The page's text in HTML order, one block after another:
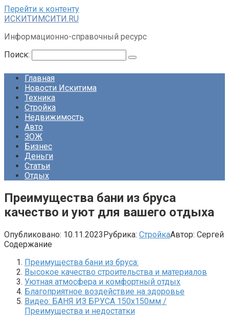
Перейти к контенту
ИСКИТИМСИТИ.RU
Информационно-справочный ресурс
Поиск:
Главная
Новости Искитима
Техника
Стройка
Недвижимость
Авто
ЗОЖ
Бизнес
Деньги
Статьи
Отдых
Преимущества бани из бруса
качество и уют для вашего отдыха
Опубликовано: 10.11.2023Рубрика: СтройкаАвтор: Сергей
Содержание
Преимущества бани из бруса:
Высокое качество строительства и материалов
Уютная атмосфера и комфортный отдых
Благоприятное воздействие на здоровье
Видео: БАНЯ ИЗ БРУСА 150х150мм /
Преимущества и недостатки